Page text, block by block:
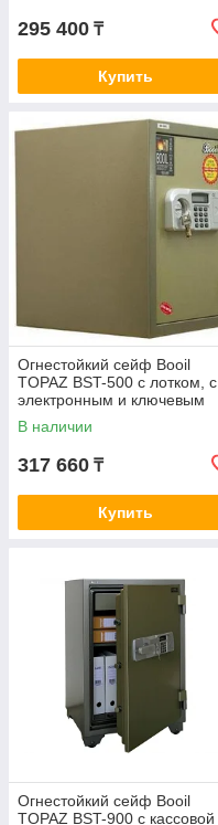
295 400 ₸
Купить
Огнестойкий сейф Booil
TOPAZ BST-500 с лотком, с
электронным и ключевым
замками
В наличии
317 660 ₸
Купить
Огнестойкий сейф Booil
TOPAZ BST-900 с кассовой